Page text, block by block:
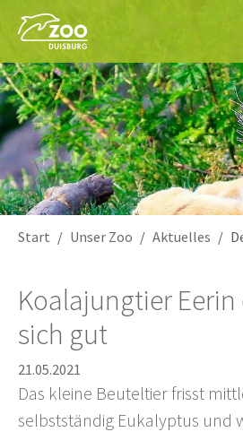
Start Unser Zoo Aktuelles
Koalajungtier
sich gut
21.05.2021
Das kleine Beuteltier frisst
selbstständig Eukalyptus und